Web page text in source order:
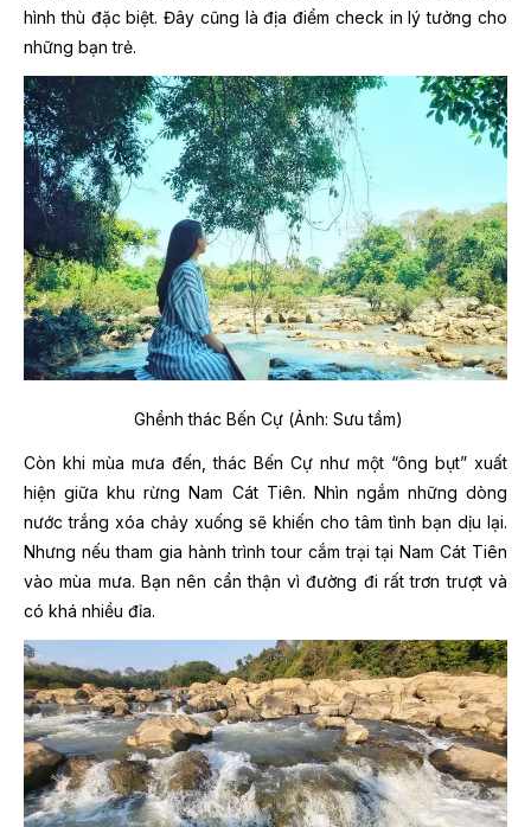
hình thù đặc biệt. Đây cũng là địa điểm check in lý tưởng cho
những bạn trẻ.
Ghềnh thác Bến Cự (Ảnh: Sưu tầm)
Còn khi mùa mưa đến, thác Bến Cự như một “ông bụt” xuất
hiện giữa khu rừng Nam Cát Tiên. Nhìn ngắm những dòng
nước trắng xóa chảy xuống sẽ khiến cho tâm tình bạn dịu lại.
Nhưng nếu tham gia hành trình tour cắm trại tại Nam Cát Tiên
vào mùa mưa. Bạn nên cẩn thận vì đường đi rất trơn trượt và
có khá nhiều đỉa.